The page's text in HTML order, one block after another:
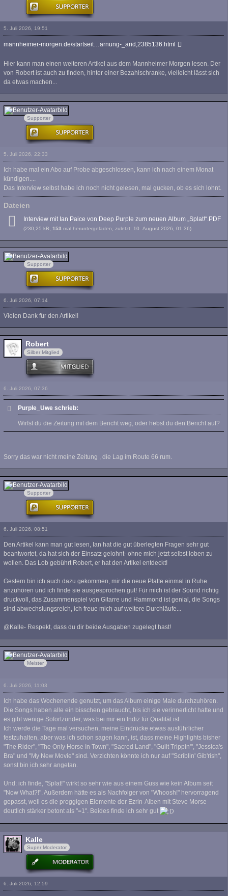
5. Juli 2026, 19:51
mannheimer-morgen.de/startseit…arnung-_arid,2385136.html
Hier kann man einen weiteren Artikel aus dem Mannheimer Morgen lesen. Der
von Robert ist auch zu finden, hinter einer Bezahlschranke, vielleicht lässt sich
da etwas machen...
Tute
Supporter
5. Juli 2026, 22:33
Ich habe mal ein Abo auf Probe abgeschlossen, kann ich nach einem Monat
kündigen....
Das Interview selbst habe ich noch nicht gelesen, mal gucken, ob es sich lohnt.
Dateien
Interview mit Ian Paice von Deep Purple zum neuen Album „Splat!“.PDF
(230,25 kB, 153 mal heruntergeladen, zuletzt: 10. August 2026, 01:36)
hotblack
Supporter
6. Juli 2026, 07:14
Vielen Dank für den Artikel!
Robert
Silber Mitglied
6. Juli 2026, 07:36
Purple_Uwe schrieb:
Wirfst du die Zeitung mit dem Bericht weg, oder hebst du den Bericht auf?
Sorry das war nicht meine Zeitung , die Lag im Route 66 rum.
Tute
Supporter
6. Juli 2026, 08:51
Den Artikel kann man gut lesen, Ian hat die gut überlegten Fragen sehr gut
beantwortet, da hat sich der Einsatz gelohnt- ohne mich jetzt selbst loben zu
wollen. Das Lob gebührt Robert, er hat den Artikel entdeckt!
Gestern bin ich auch dazu gekommen, mir die neue Platte einmal in Ruhe
anzuhören und ich finde sie ausgesprochen gut! Für mich ist der Sound richtig
druckvoll, das Zusammenspiel von Gitarre und Hammond ist genial, die Songs
sind abwechslungsreich, ich freue mich auf weitere Durchläufe...
@Kalle- Respekt, dass du dir beide Ausgaben zugelegt hast!
Jonas
Meister
6. Juli 2026, 11:03
Ich habe das Wochenende genutzt, um das Album einige Male durchzuhören.
Die Songs haben alle ein bisschen gebraucht, bis ich sie verinnerlicht hatte und
es gibt wenige Sofortzünder, was bei mir ein Indiz für Qualität ist.
Ich werde die Tage mal versuchen, meine Eindrücke etwas ausführlicher
festzuhalten, aber was ich schon sagen kann, ist, dass meine Highlights bisher
"The Rider", "The Only Horse In Town", "Sacred Land", "Guilt Trippin'", "Jessica's
Bra" und "My New Movie" sind. Verzichten könnte ich nur auf "Scriblin' Gib'rish",
sonst bin ich sehr angetan.
Und: ich finde, "Splat!" wirkt so sehr wie aus einem Guss wie kein Album seit
"Now What?!". Außerdem hätte es als Nachfolger von "Whoosh!" hervorragend
gepasst, weil es die proggigen Elemente der Ezrin-Alben mit Steve Morse
deutlich stärker betont als "=1". Beides finde ich sehr gut
Kalle
Super Moderator
6. Juli 2026, 12:59